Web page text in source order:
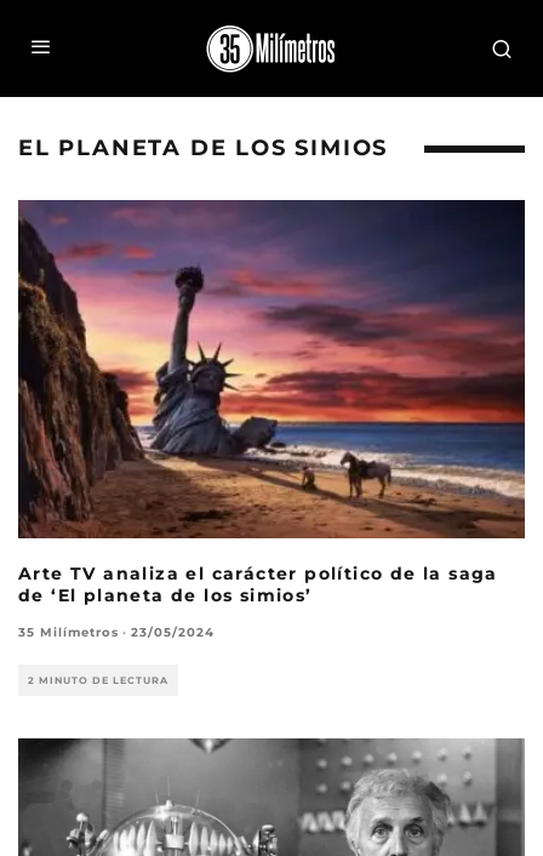
EL PLANETA DE LOS SIMIOS
Arte TV analiza el carácter político de la saga
de ‘El planeta de los simios’
35 Milímetros · 23/05/2024
2 MINUTO DE LECTURA